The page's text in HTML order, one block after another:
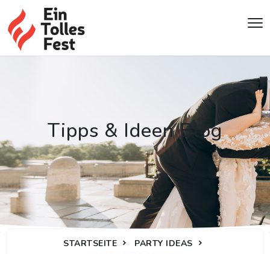
Tipps & Ideen Blog
STARTSEITE
PARTY IDEAS